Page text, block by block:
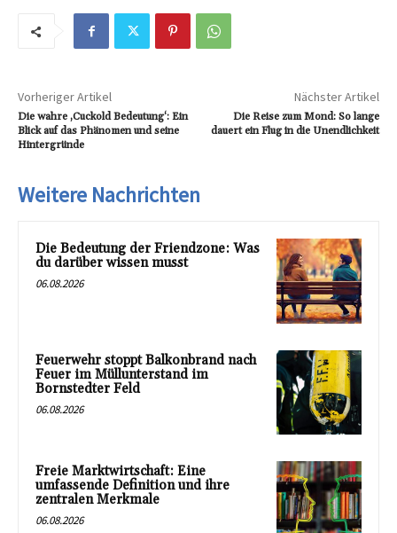
Vorheriger Artikel
Die wahre ‚Cuckold Bedeutung‘: Ein
Blick auf das Phänomen und seine
Hintergründe
Nächster Artikel
Die Reise zum Mond: So lange
dauert ein Flug in die Unendlichkeit
Weitere Nachrichten
Die Bedeutung der Friendzone: Was
du darüber wissen musst
06.08.2026
Feuerwehr stoppt Balkonbrand nach
Feuer im Müllunterstand im
Bornstedter Feld
06.08.2026
Freie Marktwirtschaft: Eine
umfassende Definition und ihre
zentralen Merkmale
06.08.2026